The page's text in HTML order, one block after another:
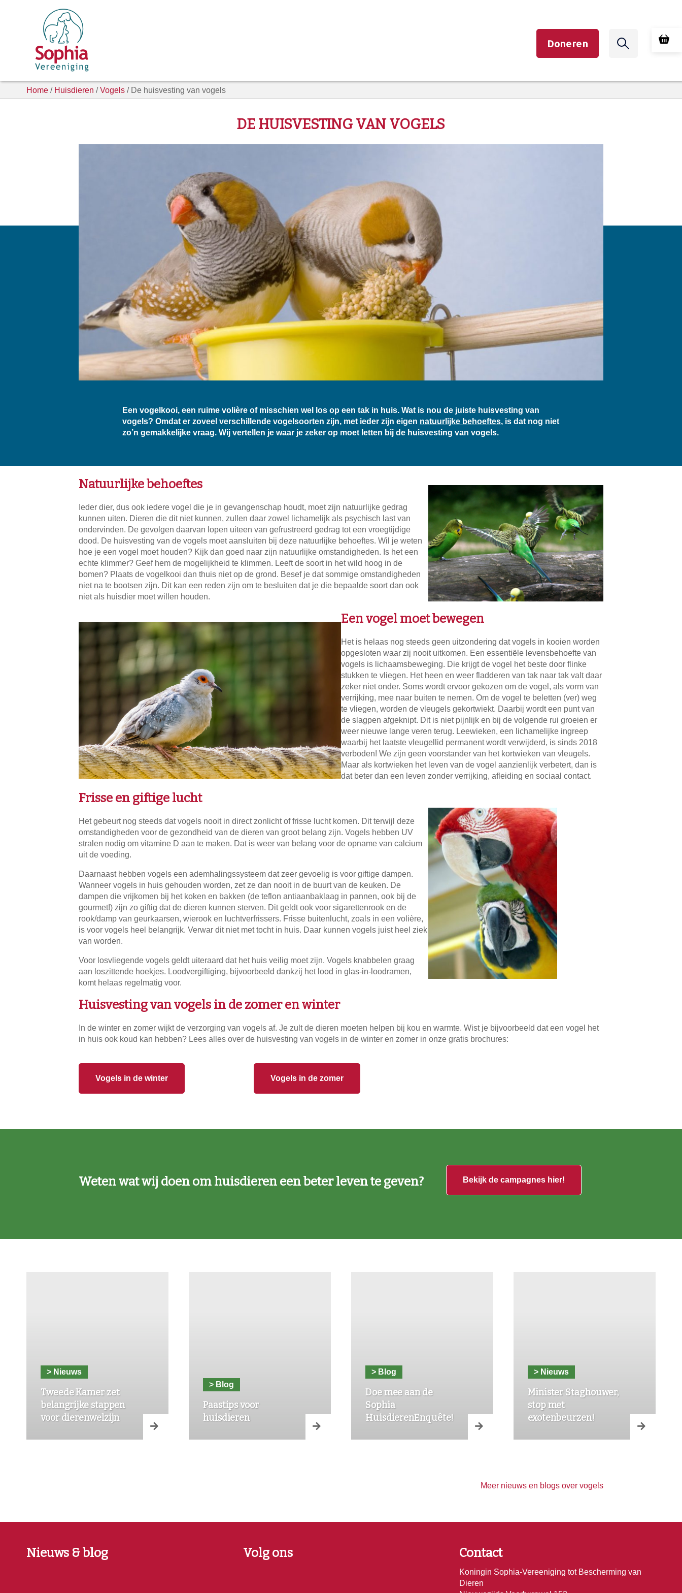
Doneren
Home / Huisdieren /Vogels / De huisvesting van vogels
DE HUISVESTING VAN VOGELS
Een vogelkooi, een ruime volière of misschien wel los op een tak in huis. Wat is nou de juiste huisvesting van
vogels? Omdat er zoveel verschillende vogelsoorten zijn, met ieder zijn eigen natuurlijke behoeftes, is dat nog niet
zo’n gemakkelijke vraag. Wij vertellen je waar je zeker op moet letten bij de huisvesting van vogels.
Natuurlijke behoeftes
Ieder dier, dus ook iedere vogel die je in gevangenschap houdt, moet zijn natuurlijke gedrag
kunnen uiten. Dieren die dit niet kunnen, zullen daar zowel lichamelijk als psychisch last van
ondervinden. De gevolgen daarvan lopen uiteen van gefrustreerd gedrag tot een vroegtijdige
dood. De huisvesting van de vogels moet aansluiten bij deze natuurlijke behoeftes. Wil je weten
hoe je een vogel moet houden? Kijk dan goed naar zijn natuurlijke omstandigheden. Is het een
echte klimmer? Geef hem de mogelijkheid te klimmen. Leeft de soort in het wild hoog in de
bomen? Plaats de vogelkooi dan thuis niet op de grond. Besef je dat sommige omstandigheden
niet na te bootsen zijn. Dit kan een reden zijn om te besluiten dat je die bepaalde soort dan ook
niet als huisdier moet willen houden.
Een vogel moet bewegen
Het is helaas nog steeds geen uitzondering dat vogels in kooien worden
opgesloten waar zij nooit uitkomen. Een essentiële levensbehoefte van
vogels is lichaamsbeweging. Die krijgt de vogel het beste door flinke
stukken te vliegen. Het heen en weer fladderen van tak naar tak valt daar
zeker niet onder. Soms wordt ervoor gekozen om de vogel, als vorm van
verrijking, mee naar buiten te nemen. Om de vogel te beletten (ver) weg
te vliegen, worden de vleugels gekortwiekt. Daarbij wordt een punt van
de slagpen afgeknipt. Dit is niet pijnlijk en bij de volgende rui groeien er
weer nieuwe lange veren terug. Leewieken, een lichamelijke ingreep
waarbij het laatste vleugellid permanent wordt verwijderd, is sinds 2018
verboden! We zijn geen voorstander van het kortwieken van vleugels.
Maar als kortwieken het leven van de vogel aanzienlijk verbetert, dan is
dat beter dan een leven zonder verrijking, afleiding en sociaal contact.
Frisse en giftige lucht
Het gebeurt nog steeds dat vogels nooit in direct zonlicht of frisse lucht komen. Dit terwijl deze
omstandigheden voor de gezondheid van de dieren van groot belang zijn. Vogels hebben UV
stralen nodig om vitamine D aan te maken. Dat is weer van belang voor de opname van calcium
uit de voeding.
Daarnaast hebben vogels een ademhalingssysteem dat zeer gevoelig is voor giftige dampen.
Wanneer vogels in huis gehouden worden, zet ze dan nooit in de buurt van de keuken. De
dampen die vrijkomen bij het koken en bakken (de teflon antiaanbaklaag in pannen, ook bij de
gourmet!) zijn zo giftig dat de dieren kunnen sterven. Dit geldt ook voor sigarettenrook en de
rook/damp van geurkaarsen, wierook en luchtverfrissers. Frisse buitenlucht, zoals in een volière,
is voor vogels heel belangrijk. Verwar dit niet met tocht in huis. Daar kunnen vogels juist heel ziek
van worden.
Voor losvliegende vogels geldt uiteraard dat het huis veilig moet zijn. Vogels knabbelen graag
aan loszittende hoekjes. Loodvergiftiging, bijvoorbeeld dankzij het lood in glas-in-loodramen,
komt helaas regelmatig voor.
Huisvesting van vogels in de zomer en winter
In de winter en zomer wijkt de verzorging van vogels af. Je zult de dieren moeten helpen bij kou en warmte. Wist je bijvoorbeeld dat een vogel het
in huis ook koud kan hebben? Lees alles over de huisvesting van vogels in de winter en zomer in onze gratis brochures:
Vogels in de winter Vogels in de zomer
Weten wat wij doen om huisdieren een beter leven te geven? Bekijk de campagnes hier!
> Nieuws
Tweede Kamer zet
belangrijke stappen
voor dierenwelzijn
> Blog
Paastips voor
huisdieren
> Blog
Doe mee aan de
Sophia
HuisdierenEnquête!
> Nieuws
Minister Staghouwer,
stop met
exotenbeurzen!
Meer nieuws en blogs over vogels
Nieuws & blog Volg ons Contact
Koningin Sophia-Vereeniging tot Bescherming van
Dieren